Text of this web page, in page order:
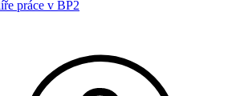
práce v BP2